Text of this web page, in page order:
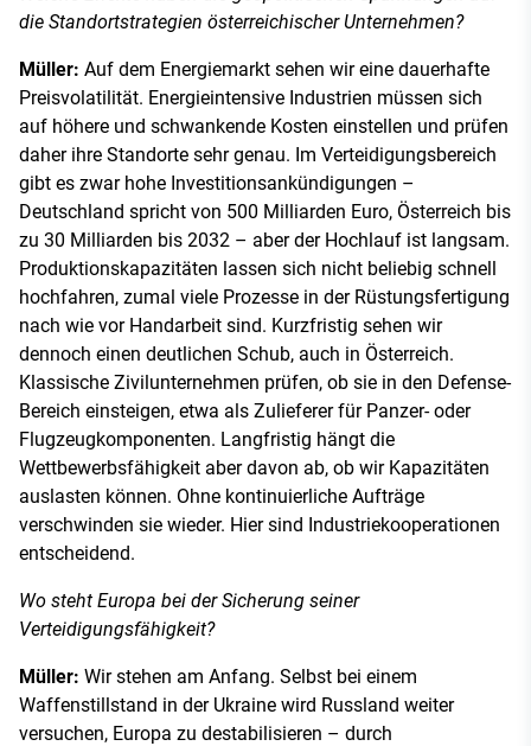
die Standortstrategien österreichischer Unternehmen?
Müller: Auf dem Energiemarkt sehen wir eine dauerhafte
Preisvolatilität. Energieintensive Industrien müssen sich
auf höhere und schwankende Kosten einstellen und prüfen
daher ihre Standorte sehr genau. Im Verteidigungsbereich
gibt es zwar hohe Investitionsankündigungen –
Deutschland spricht von 500 Milliarden Euro, Österreich bis
zu 30 Milliarden bis 2032 – aber der Hochlauf ist langsam.
Produktionskapazitäten lassen sich nicht beliebig schnell
hochfahren, zumal viele Prozesse in der Rüstungsfertigung
nach wie vor Handarbeit sind. Kurzfristig sehen wir
dennoch einen deutlichen Schub, auch in Österreich.
Klassische Zivilunternehmen prüfen, ob sie in den Defense-
Bereich einsteigen, etwa als Zulieferer für Panzer- oder
Flugzeugkomponenten. Langfristig hängt die
Wettbewerbsfähigkeit aber davon ab, ob wir Kapazitäten
auslasten können. Ohne kontinuierliche Aufträge
verschwinden sie wieder. Hier sind Industriekooperationen
entscheidend.
Wo steht Europa bei der Sicherung seiner
Verteidigungsfähigkeit?
Müller: Wir stehen am Anfang. Selbst bei einem
Waffenstillstand in der Ukraine wird Russland weiter
versuchen, Europa zu destabilisieren – durch